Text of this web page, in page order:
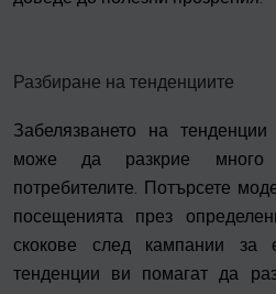
Разбиране на тенденциите
Забелязването на
може да разкрие много
потребителите. Потърсете
посещенията през
скокове след кампании за
тенденции ви помагат да